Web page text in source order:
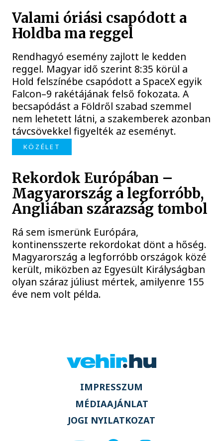
Valami óriási csapódott a
Holdba ma reggel
Rendhagyó esemény zajlott le kedden
reggel. Magyar idő szerint 8:35 körül a
Hold felszínébe csapódott a SpaceX egyik
Falcon–9 rakétájának felső fokozata. A
becsapódást a Földről szabad szemmel
nem lehetett látni, a szakemberek azonban
távcsövekkel figyelték az eseményt.
KÖZÉLET
Rekordok Európában –
Magyarország a legforróbb,
Angliában szárazság tombol
Rá sem ismerünk Európára,
kontinensszerte rekordokat dönt a hőség.
Magyarország a legforróbb országok közé
került, miközben az Egyesült Királyságban
olyan száraz júliust mértek, amilyenre 155
éve nem volt példa.
IMPRESSZUM
MÉDIAAJÁNLAT
JOGI NYILATKOZAT